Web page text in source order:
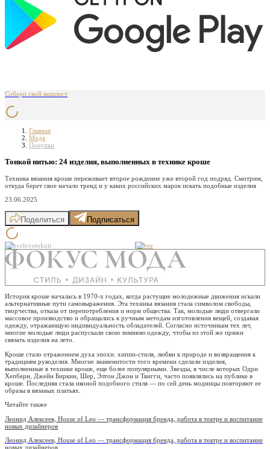
Собери свой вишлист
Главная
Мода
Покупки
Тонкой нитью: 24 изделия, выполненных в технике кроше
Техника вязания кроше переживает второе рождение уже второй год подряд. Смотрим,
откуда берет свое начало тренд и у каких российских марок искать подобные изделия
23.06.2025
Поделиться Подписаться
@lovelovetoknit Befree
История кроше началась в 1970-х годах, когда растущие молодежные движения искали
альтернативные пути самовыражения. Эта техника вязания стала символом свободы,
творчества, отказа от перепотребления и норм общества. Так, молодые люди отвергали
массовое производство и обращались к ручным методам изготовления вещей, создавая
одежду, отражающую индивидуальность обладателей. Согласно источникам тех лет,
многие молодые люди распускали свою зимнюю одежду, чтобы из этой же пряжи
связать изделия на лето.
Кроше стало отражением духа эпохи: хиппи-стиля, любви к природе и возвращения к
традициям рукоделия. Многие знаменитости того времени сделали изделия,
выполненные в технике кроше, еще более популярными. Звезды, в числе которых Одри
Хепберн, Джейн Биркин, Шер, Элтон Джон и Твигги, часто появлялись на публике в
кроше. Последняя стала иконой подобного стиля — по сей день модницы повторяют ее
образы в вязаных платьях.
Читайте также
Леонид Алексеев, House of Leo — трансформация бренда, работа в театре и воспитание
новых дизайнеров
Леонид Алексеев, House of Leo — трансформация бренда, работа в театре и воспитание
новых дизайнеров